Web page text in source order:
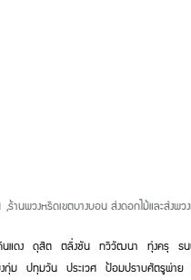
,ร้านพวงหรีดเขตบางบอน ส่งดอกไม้และส่ง
แดง ดุสิต ตลิ่งชัน ทวีวัฒนา ทุ่งครุ ธ
กุ่ม ปทุมวัน ประเวศ ป้อมปราบศัตรูพ่าย